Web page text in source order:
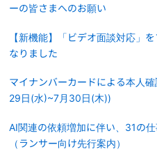
ーの皆さまへのお願い
【新機能】「ビデオ面談対応」
なりました
マイナンバーカードによる本人
29日(水)~7月30日(木))
AI関連の依頼増加に伴い、31の
（ランサー向け先行案内）